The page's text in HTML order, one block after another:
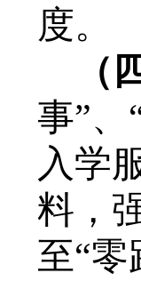
度。
（
事”
入学
料，
至“零